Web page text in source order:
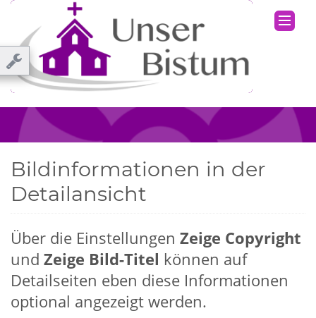
Bildinformationen in der
Detailansicht
Über die Einstellungen Zeige Copyright
und Zeige Bild-Titel können auf
Detailseiten eben diese Informationen
optional angezeigt werden.